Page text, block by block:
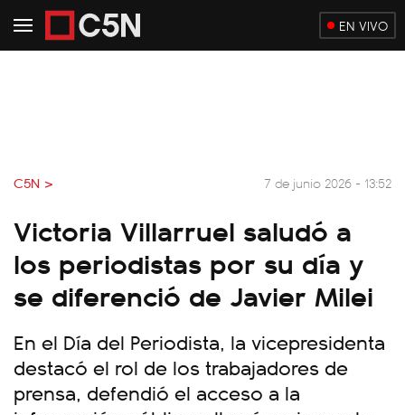
EN VIVO
C5N > 7 de junio 2026 - 13:52
Victoria Villarruel saludó a
los periodistas por su día y
se diferenció de Javier Milei
En el Día del Periodista, la vicepresidenta
destacó el rol de los trabajadores de
prensa, defendió el acceso a la